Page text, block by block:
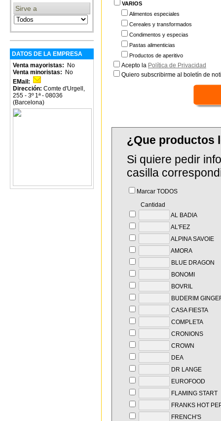
Sirve a
DATOS DE LA EMPRESA
Venta mayoristas:
No
Venta minoristas:
No
EMail:
Dirección: Comte d'Urgell,
255 - 3º 1ª - 08036
(Barcelona)
VARIOS
Alimentos especiales
Cereales y transformados
Condimentos y especias
Pastas alimenticias
Productos de aperitivo
Acepto la Política de Privacidad
Quiero subscribirme al boletín de
¿Que productos
Si quiere pedir
casilla
Marcar TODOS
Cantidad
AL BADIA
AL'FEZ
ALPINA SAVOIE
AMORA
BLUE DRAGON
BONOMI
BOVRIL
BUDERIM
CASA FIESTA
COMPLETA
CRONIONS
CROWN
DEA
DR LANGE
EUROFOOD
FLAMING START
FRANKS HOT
FRENCH'S